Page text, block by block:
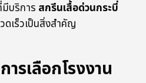
มีบริการ สกรีนเสื้อด่วนกระบี่
ดเร็วเป็นสิ่งสำคัญ
รเลือกโรงงาน